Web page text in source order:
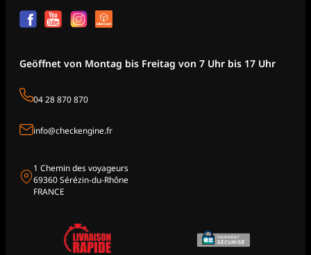
Geöffnet von Montag bis Freitag von 7 Uhr bis 17 Uhr
04 28 870 870
info@checkengine.fr
1 Chemin des voyageurs
69360 Sérézin-du-Rhône
FRANCE